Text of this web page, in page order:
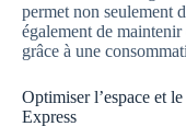
permet non seulement
également de
grâce à une
Optimiser l’espace et
Express